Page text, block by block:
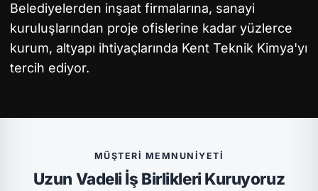
Belediyelerden inşaat firmalarına, sanayi
kuruluşlarından proje ofislerine kadar yüzlerce
kurum, altyapı ihtiyaçlarında Kent Teknik Kimya'yı
tercih ediyor.
MÜŞTERI MEMNUNIYETI
Uzun Vadeli İş Birlikleri Kuruyoruz